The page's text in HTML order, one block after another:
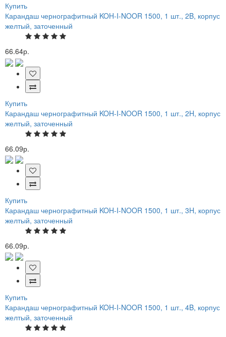
Купить
Карандаш чернографитный KOH-I-NOOR 1500, 1 шт., 2B, корпус
желтый, заточенный
66.64р.
Купить
Карандаш чернографитный KOH-I-NOOR 1500, 1 шт., 2H, корпус
желтый, заточенный
66.09р.
Купить
Карандаш чернографитный KOH-I-NOOR 1500, 1 шт., 3H, корпус
желтый, заточенный
66.09р.
Купить
Карандаш чернографитный KOH-I-NOOR 1500, 1 шт., 4B, корпус
желтый, заточенный